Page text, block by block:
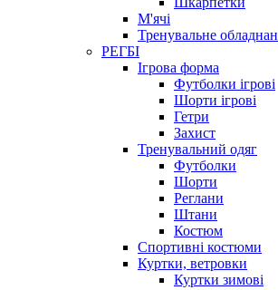
М'ячі
Тренувальне
РЕГБІ
Ігрова форма
Футболки ігрові
Шорти ігрові
Гетри
Захист
Тренувальний одяг
Футболки
Шорти
Реглани
Штани
Костюм
Спортивні костюми
Куртки, ветровки
Куртки зимові